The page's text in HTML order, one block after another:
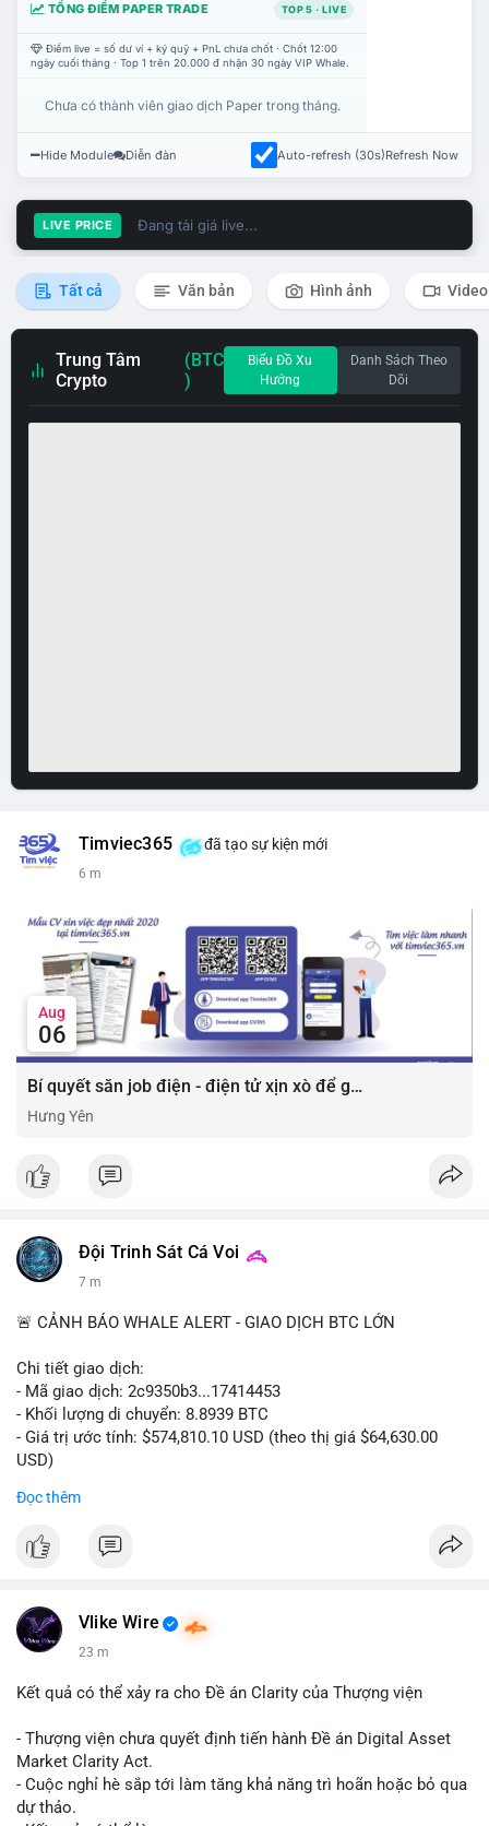
TỔNG ĐIỂM PAPER TRADE TOP 5 · LIVE
Điểm live = số dư ví + ký quỹ + PnL chưa chốt · Chốt 12:00
ngày cuối tháng · Top 1 trên 20.000 đ nhận 30 ngày VIP Whale.
Chưa có thành viên giao dịch Paper trong tháng.
Hide Module Diễn đàn Auto-refresh (30s)Refresh Now
LIVE PRICE Đang tải giá live...
Tất cả Văn bản Hình ảnh Video
Trung Tâm
Crypto
(BTC
)
Biểu Đồ Xu
Hướng
Danh Sách Theo
Dõi
Timviec365 đã tạo sự kiện mới
6 m
Aug
06
Bí quyết săn job điện - điện tử xịn xò để gia tăng thu nhập ⚡
Hưng Yên
Đội Trinh Sát Cá Voi
7 m
🚨 CẢNH BÁO WHALE ALERT - GIAO DỊCH BTC LỚN
Chi tiết giao dịch:
- Mã giao dịch: 2c9350b3...17414453
- Khối lượng di chuyển: 8.8939 BTC
- Giá trị ước tính: $574,810.10 USD (theo thị giá $64,630.00
USD)
triệu USD được di chuyển trong một giao dịch duy nhất cho
động này nghiêng về khả năng chuyển đến ví lạnh để tích trữ
dài hạn hơn là bán tháo, bởi nếu muốn thanh khoản ngay, cá
một phần nhỏ khối lượng này vẫn có thể được dùng để đặt
Lời khuyên: Nhà đầu tư nhỏ lẻ nên theo dõi thêm các giao dịch
tiếp theo từ cùng một địa chỉ nguồn để xác định rõ xu hướng.
Không nên hành động vội vàng dựa trên một giao dịch đơn lẻ,
Đọc thêm
Vlike Wire
23 m
Kết quả có thể xảy ra cho Đề án Clarity của Thượng viện
- Thượng viện chưa quyết định tiến hành Đề án Digital Asset
Market Clarity Act.
- Cuộc nghỉ hè sắp tới làm tăng khả năng trì hoãn hoặc bỏ qua
dự thảo.